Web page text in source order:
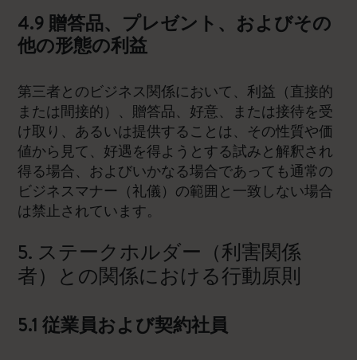
4.9 贈答品、プレゼント、およびその
他の形態の利益
第三者とのビジネス関係において、利益（直接的
または間接的）、贈答品、好意、または接待を受
け取り、あるいは提供することは、その性質や価
値から見て、好遇を得ようとする試みと解釈され
得る場合、およびいかなる場合であっても通常の
ビジネスマナー（礼儀）の範囲と一致しない場合
は禁止されています。
5. ステークホルダー（利害関係
者）との関係における行動原則
5.1 従業員および契約社員